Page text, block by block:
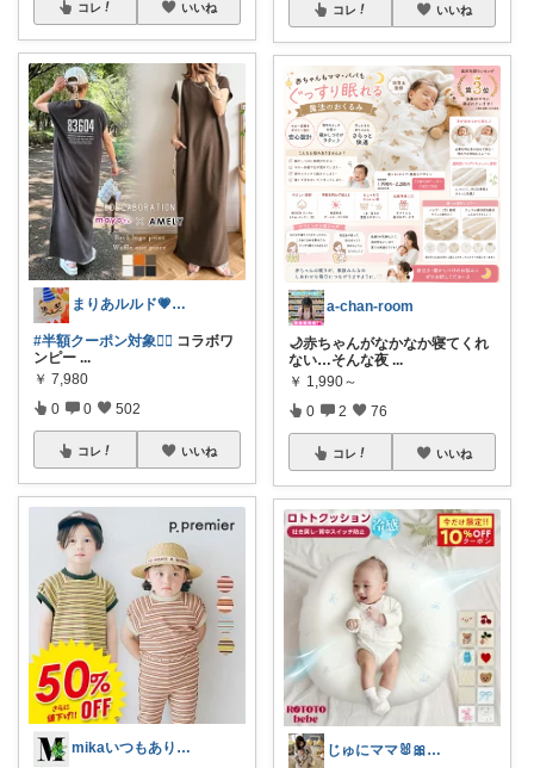
コレ いいね
まりあルルド💗ご購入感謝です💗
#半額クーポン対象❤️‍🔥 コラボワ
ンピー ...
￥ 7,980
0 0 502
コレ いいね
mikaいつもありがとうございます🩷
コレ いいね
a-chan-room
🌙赤ちゃんがなかなか寝てくれ
ない…そんな夜 ...
￥ 1,990～
0 2 76
コレ いいね
じゅにママ🐰🎀2yboyワーママ